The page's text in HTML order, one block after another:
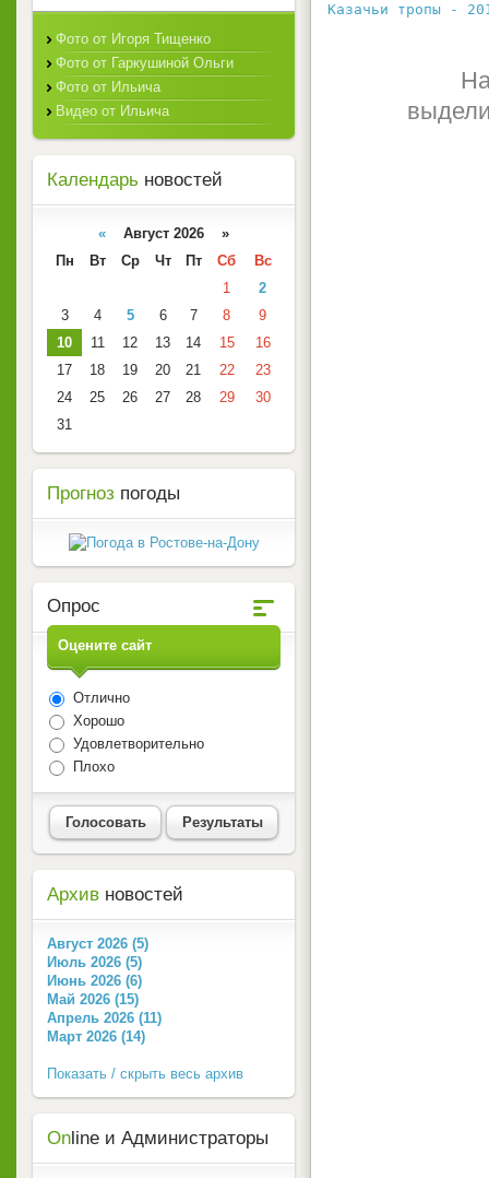
Казачьи тропы -
Фото от Игоря Тищенко
Фото от Гаркушиной Ольги
Фото от Ильича
Видео от Ильича
Календарь новостей
« Август 2026 »
Пн
Вт Ср Чт Пт Сб
Вс
1
2
3
4 5 6 7 8
9
10
11 12 13 14 15
16
17
18 19 20 21 22
23
24
25 26 27 28 29
30
31
Прогноз погоды
Опрос
Оцените сайт
Отлично
Хорошо
Удовлетворительно
Плохо
Голосовать Результаты
Архив новостей
Август 2026 (5)
Июль 2026 (5)
Июнь 2026 (6)
Май 2026 (15)
Апрель 2026 (11)
Март 2026 (14)
Показать / скрыть весь архив
On line и Администраторы